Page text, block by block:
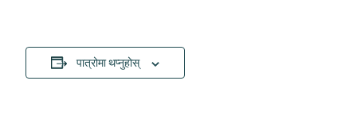
पात्रोमा थप्नुहोस्